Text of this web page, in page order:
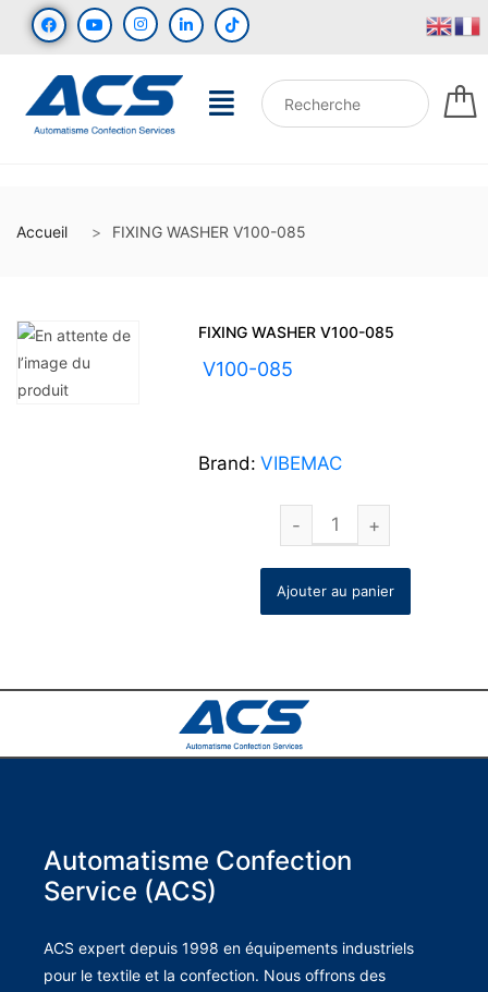
Accueil FIXING WASHER V100-085
FIXING WASHER V100-085
UGS :V100-085
Brand: VIBEMAC
Ajouter au panier
Automatisme Confection
Service (ACS)
ACS expert depuis 1998 en équipements industriels
pour le textile et la confection. Nous offrons des